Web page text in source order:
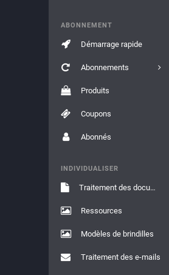
ABONNEMENT
Démarrage rapide
Abonnements
Produits
Coupons
Abonnés
INDIVIDUALISER
Traitement des documents
Ressources
Modèles de brindilles
Traitement des e-mails